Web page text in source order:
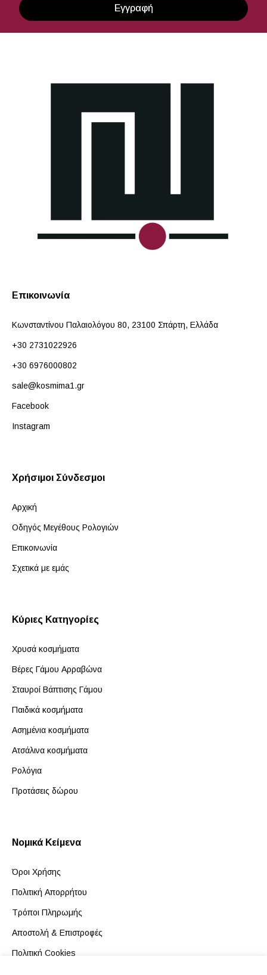
Επικοινωνία
Κωνσταντίνου Παλαιολόγου 80, 23100 Σπάρτη, Ελλάδα
+30 2731022926
+30 6976000802
sale@kosmima1.gr
Facebook
Instagram
Χρήσιμοι Σύνδεσμοι
Αρχική
Οδηγός Μεγέθους Ρολογιών
Επικοινωνία
Σχετικά με εμάς
Κύριες Κατηγορίες
Χρυσά κοσμήματα
Βέρες Γάμου Αρραβώνα
Σταυροί Βάπτισης Γάμου
Παιδικά κοσμήματα
Ασημένια κοσμήματα
Ατσάλινα κοσμήματα
Ρολόγια
Προτάσεις δώρου
Νομικά Κείμενα
Όροι Χρήσης
Πολιτική Απορρήτου
Τρόποι Πληρωμής
Αποστολή & Επιστροφές
Πολιτική Cookies